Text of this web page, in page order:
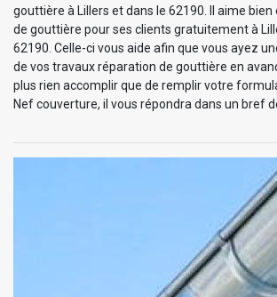
gouttière à Lillers et dans le 62190. Il aime
de gouttière pour ses clients gratuitement à
62190. Celle-ci vous aide afin que vous ayez
de vos travaux réparation de gouttière en
plus rien accomplir que de remplir votre
Nef couverture, il vous répondra dans un bref